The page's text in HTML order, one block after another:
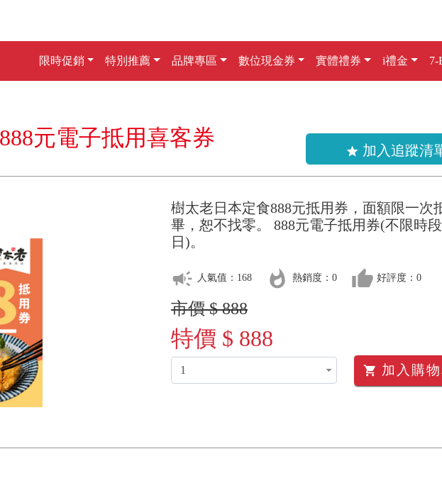
限時促銷 特別推薦 品牌專區 數位現金券 實體禮券 i禮金 7-
元電子抵用喜客券
star 加入追蹤清
樹太老日本定食888元抵用券，面額限一次
畢，恕不找零。 888元電子抵用券(不限時
日)。
campaign 人氣值：168 whatshot 熱銷度：0 thumb_up 好評度：0
市價 $ 888
特價 $ 888
shopping_cart 加入購